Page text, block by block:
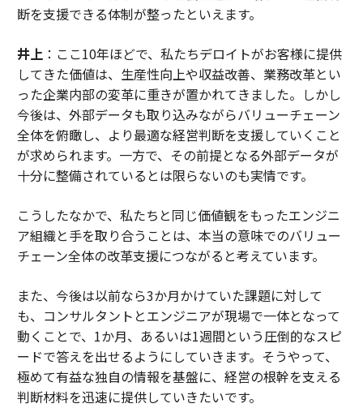
断を支援できる体制が整ったといえます。
井上：ここ10年ほどで、私たちデロイトがお客様に提供
してきた価値は、生産性向上や収益改善、業務改革とい
った企業内部の変革に重きが置かれてきました。しかし
今後は、外部データも取り込みながらバリューチェーン
全体を俯瞰し、より最適な経営判断を支援していくこと
が求められます。一方で、その前提となる外部データが
十分に整備されているとは限らないのも実情です。
こうしたなかで、私たちと同じ価値観をもったエンジニ
ア組織と手を取り合うことは、本当の意味でのバリュー
チェーン全体の改革支援につながると考えています。
また、今後は以前なら3か月かけていた課題に対して
も、コンサルタントとエンジニアが現場で一体となって
動くことで、1か月、あるいは1週間という圧倒的なスピ
ードで答えを出せるようにしていきます。そうやって、
極めて有益な独自の情報を基盤に、経営の根幹を支える
判断材料を迅速に提供していきたいです。